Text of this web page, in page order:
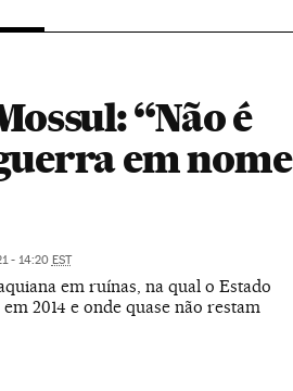
“Não é
em nome
- 14:20 EST
em ruínas, na qual o Estado
2014 e onde quase não restam